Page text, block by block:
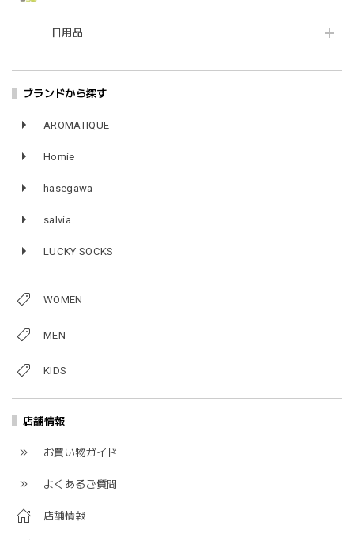
日用品
ブランドから探す
AROMATIQUE
Homie
hasegawa
salvia
LUCKY SOCKS
WOMEN
MEN
KIDS
店舗情報
お買い物ガイド
よくあるご質問
店舗情報